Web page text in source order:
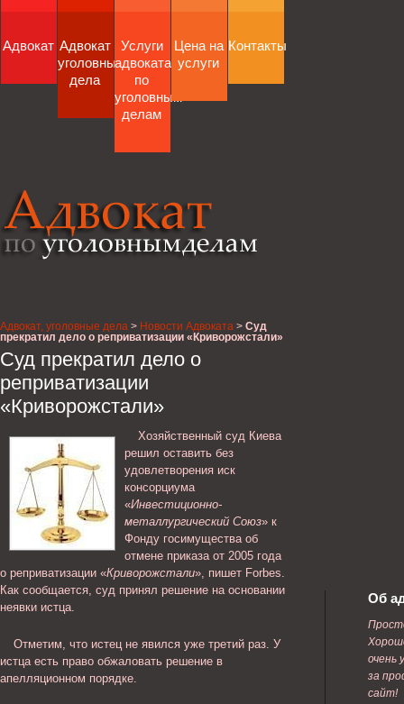
Адвокат Адвокат
уголовные
дела
Услуги
адвоката
по
уголовным
делам
Цена на
услуги
Контакты
Адвокат, уголовные дела > Новости Адвоката > Суд
прекратил дело о реприватизации «Криворожстали»
Суд прекратил дело о
реприватизации
«Криворожстали»
Хозяйственный суд Киева
решил оставить без
удовлетворения иск
консорциума
«Инвестиционно-
металлургический Союз» к
Фонду госимущества об
отмене приказа от 2005 года
о реприватизации «Криворожстали», пишет Forbes.
Как сообщается, суд принял решение на основании
неявки истца.
Отметим, что истец не явился уже третий раз. У
истца есть право обжаловать решение в
апелляционном порядке.
Об
очень
за
сайт!